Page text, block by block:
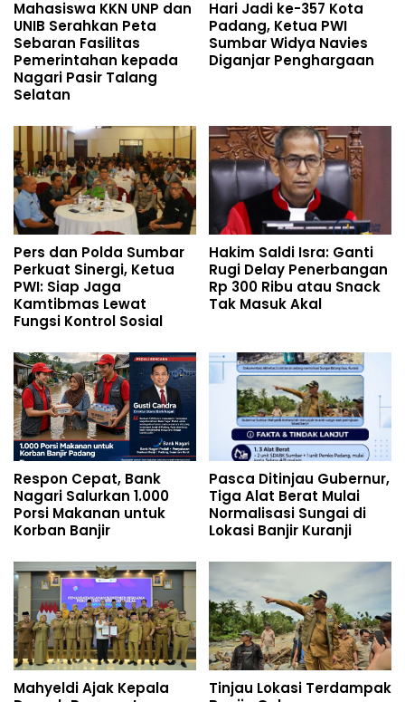
Mahasiswa KKN UNP dan
UNIB Serahkan Peta
Sebaran Fasilitas
Pemerintahan kepada
Nagari Pasir Talang
Selatan
Hari Jadi ke-357 Kota
Padang, Ketua PWI
Sumbar Widya Navies
Diganjar Penghargaan
Pers dan Polda Sumbar
Perkuat Sinergi, Ketua
PWI: Siap Jaga
Kamtibmas Lewat
Fungsi Kontrol Sosial
Hakim Saldi Isra: Ganti
Rugi Delay Penerbangan
Rp 300 Ribu atau Snack
Tak Masuk Akal
Respon Cepat, Bank
Nagari Salurkan 1.000
Porsi Makanan untuk
Korban Banjir
Pasca Ditinjau Gubernur,
Tiga Alat Berat Mulai
Normalisasi Sungai di
Lokasi Banjir Kuranji
Mahyeldi Ajak Kepala
Tinjau Lokasi Terdampak